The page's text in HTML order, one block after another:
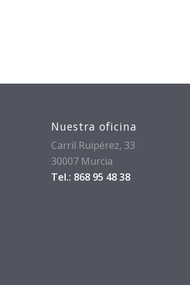
Nuestra oficina
Carril Ruipérez, 33
30007 Murcia
Tel.: 868 95 48 38